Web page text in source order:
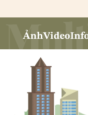
ẢnhVideo